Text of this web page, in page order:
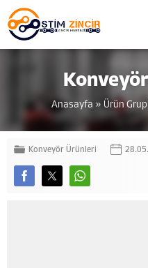
Anasayfa » Ürün
Konveyör Ürünleri